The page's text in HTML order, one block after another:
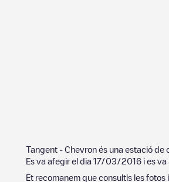
Tangent - Chevron és una estació de
Es va afegir el dia 17/03/2016 i es
Et recomanem que consultis les